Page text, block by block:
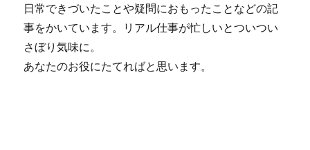
日常できづいたことや疑問におもったことなどの記
事をかいています。リアル仕事が忙しいとついつい
さぼり気味に。
あなたのお役にたてればと思います。